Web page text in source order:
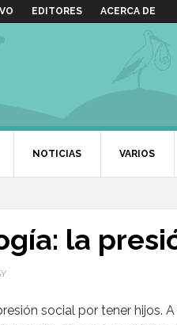
EDITORES ACERCA DE
NOTICIAS VARIOS
la
social por tener hijos.